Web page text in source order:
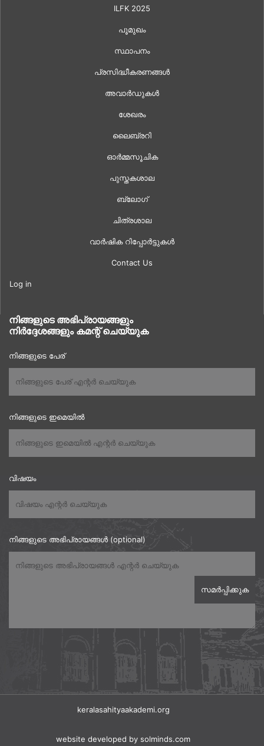
ILFK 2025
പൂമുഖം
സ്ഥാപനം
പ്രസിദ്ധീകരണങ്ങൾ
അവാർഡുകൾ
ശേഖരം
ലൈബ്രറി
ഓർമ്മസൂചിക
പുസ്തകശാല
ബ്ലോഗ്
ചിത്രശാല
വാർഷിക റിപ്പോർട്ടുകൾ
Contact Us
Log in
നിങ്ങളുടെ അഭിപ്രായങ്ങളും
നിർദ്ദേശങ്ങളും കമന്റ് ചെയ്യുക
നിങ്ങളുടെ പേര്
നിങ്ങളുടെ ഇമെയിൽ
വിഷയം
നിങ്ങളുടെ അഭിപ്രായങ്ങൾ (optional)
keralasahityaakademi.org
website developed by solminds.com